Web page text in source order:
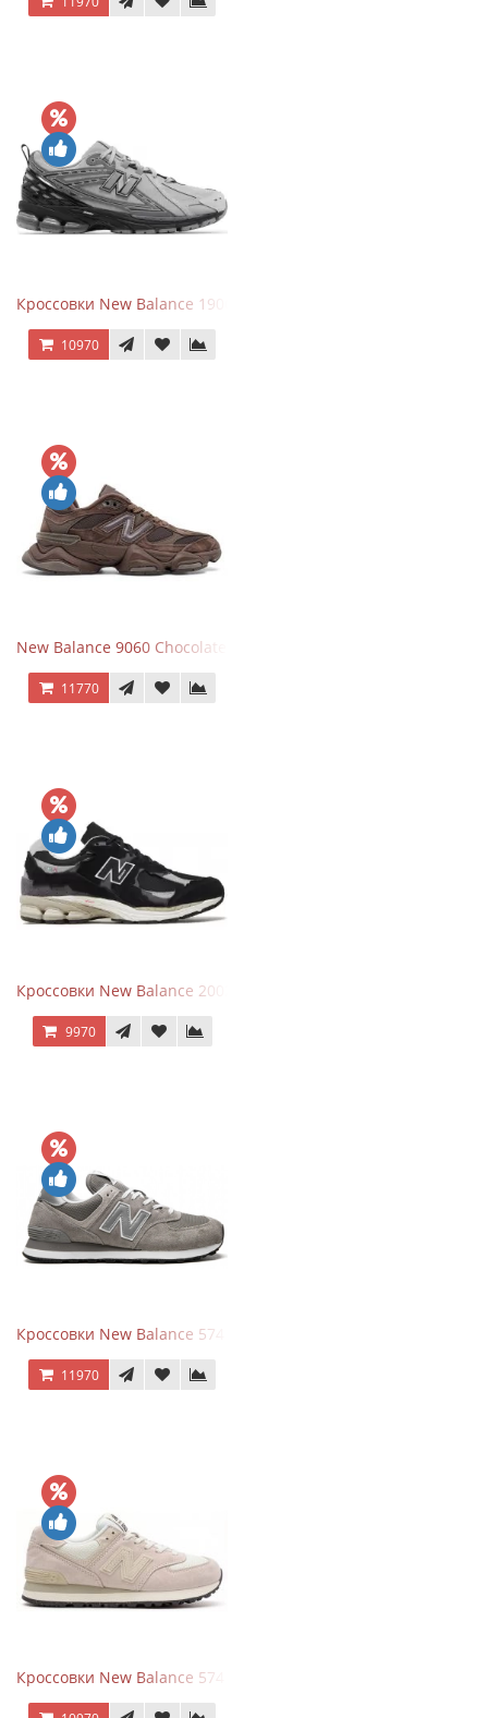
Кроссовки New Balance 1906R Brighton Grey
10970
New Balance 9060 Chocolate Brown
11770
Кроссовки New Balance 2002R Protection Pack Black Grey
9970
Кроссовки New Balance 574 Grey White Silver
11970
Кроссовки New Balance 574 Light Grey Pink